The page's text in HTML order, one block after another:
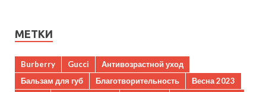
МЕТКИ
Burberry Gucci
Антивозрастной уход
Бальзам для губ
Благотворительность
Весна 2023